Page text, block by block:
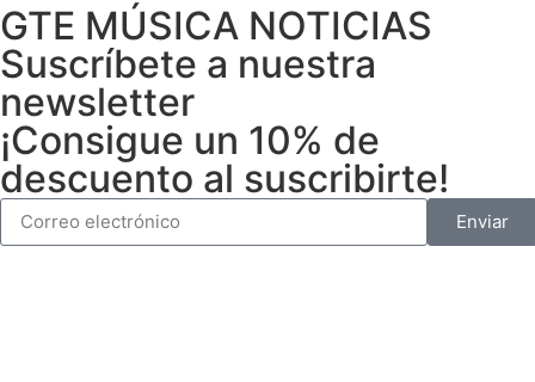
GTE MÚSICA NOTICIAS
Suscríbete a nuestra
newsletter
¡Consigue un 10% de
descuento al suscribirte!
Enviar